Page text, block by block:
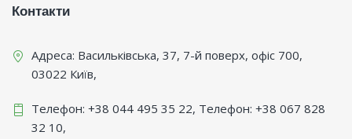
Контакти
Адреса: Васильківська, 37, 7-й поверх, офіс 700,
03022 Київ,
Телефон: +38 044 495 35 22, Телефон: +38 067 828
32 10,